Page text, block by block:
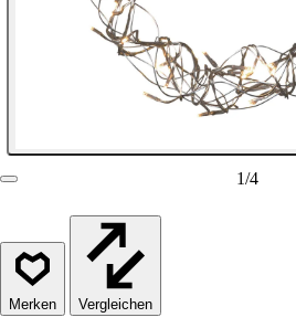
1/4
Vergleichen